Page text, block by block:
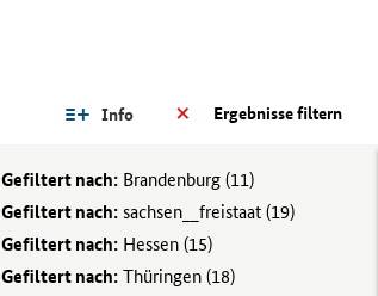
Ergebnisse filtern
Info
Gefiltert nach: Brandenburg (11)
Gefiltert nach: sachsen__freistaat (19)
Gefiltert nach: Hessen (15)
Gefiltert nach: Thüringen (18)